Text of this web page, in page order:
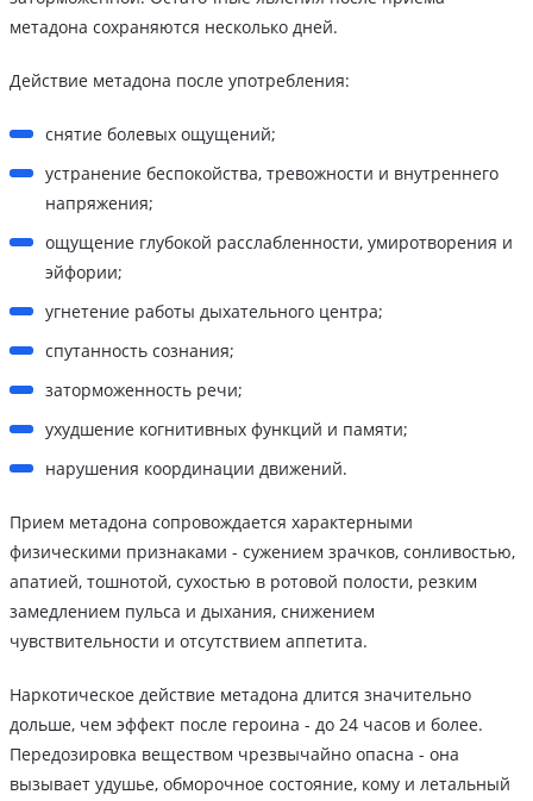
метадона сохраняются несколько дней.
Действие метадона после употребления:
снятие болевых ощущений;
устранение беспокойства, тревожности и внутреннего
напряжения;
ощущение глубокой расслабленности, умиротворения и
эйфории;
угнетение работы дыхательного центра;
спутанность сознания;
заторможенность речи;
ухудшение когнитивных функций и памяти;
нарушения координации движений.
Прием метадона сопровождается характерными
физическими признаками - сужением зрачков, сонливостью,
апатией, тошнотой, сухостью в ротовой полости, резким
замедлением пульса и дыхания, снижением
чувствительности и отсутствием аппетита.
Наркотическое действие метадона длится значительно
дольше, чем эффект после героина - до 24 часов и более.
Передозировка веществом чрезвычайно опасна - она
вызывает удушье, обморочное состояние, кому и летальный